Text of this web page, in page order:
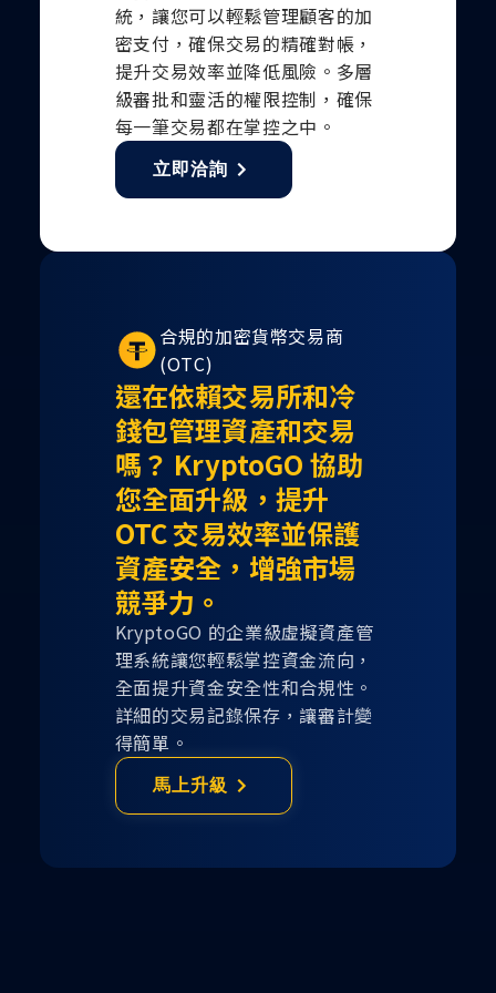
統，讓您可以輕鬆管理顧客的加
密支付，確保交易的精確對帳，
提升交易效率並降低風險。多層
級審批和靈活的權限控制，確保
每一筆交易都在掌控之中。
立即洽詢
合規的加密貨幣交易商
(OTC)
還在依賴交易所和冷
錢包管理資產和交易
嗎？ KryptoGO 協助
您全面升級，提升
OTC 交易效率並保護
資產安全，增強市場
競爭力。
KryptoGO 的企業級虛擬資產管
理系統讓您輕鬆掌控資金流向，
全面提升資金安全性和合規性。
詳細的交易記錄保存，讓審計變
得簡單。
馬上升級